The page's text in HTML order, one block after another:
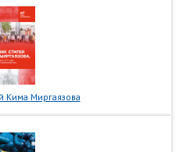
Кима Миргаязова